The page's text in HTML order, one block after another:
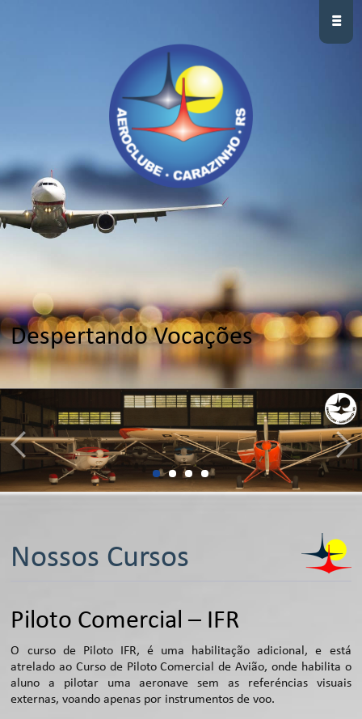
≡
Despertando Vocações
Nossos Cursos
Piloto Comercial – IFR
O curso de Piloto IFR, é uma habilitação adicional, e está
atrelado ao Curso de Piloto Comercial de Avião, onde habilita o
aluno a pilotar uma aeronave sem as referéncias visuais
externas, voando apenas por instrumentos de voo.